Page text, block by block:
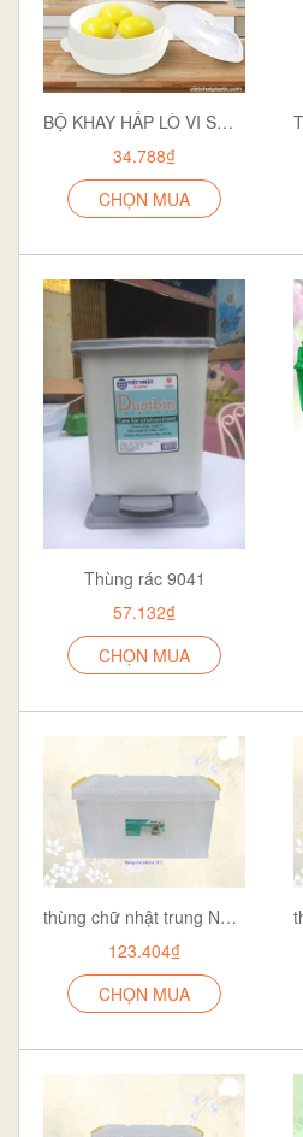
BỘ KHAY HẤP LÒ VI SÓNG 5625
34.788₫
CHỌN MUA
Thùng rác 9041
57.132₫
CHỌN MUA
thùng chữ nhật trung No 5371
123.404₫
CHỌN MUA